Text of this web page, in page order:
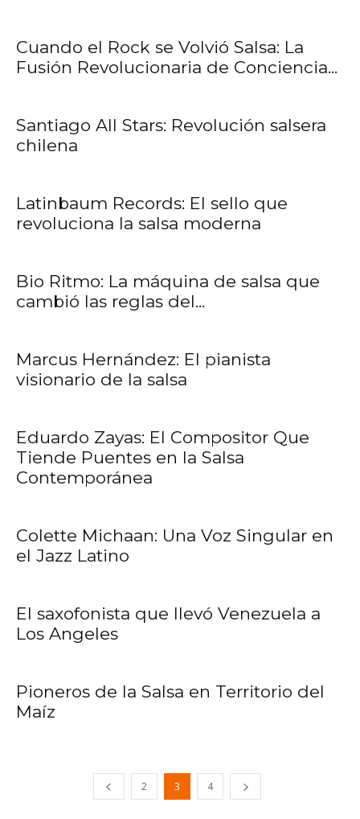
Cuando el Rock se Volvió Salsa: La
Fusión Revolucionaria de Conciencia...
Santiago All Stars: Revolución salsera
chilena
Latinbaum Records: El sello que
revoluciona la salsa moderna
Bio Ritmo: La máquina de salsa que
cambió las reglas del...
Marcus Hernández: El pianista
visionario de la salsa
Eduardo Zayas: El Compositor Que
Tiende Puentes en la Salsa
Contemporánea
Colette Michaan: Una Voz Singular en
el Jazz Latino
El saxofonista que llevó Venezuela a
Los Angeles
Pioneros de la Salsa en Territorio del
Maíz
2 3 4